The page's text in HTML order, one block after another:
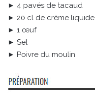
► 4 pavés de tacaud
► 20 cl de crème liquide
► 1 œuf
► Sel
► Poivre du moulin